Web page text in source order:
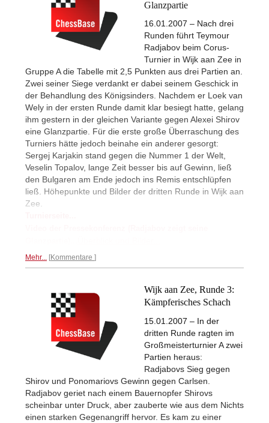
Glanzpartie
16.01.2007 – Nach drei
Runden führt Teymour
Radjabov beim Corus-
Turnier in Wijk aan Zee in
Gruppe A die Tabelle mit 2,5 Punkten aus drei Partien an.
Zwei seiner Siege verdankt er dabei seinem Geschick in
der Behandlung des Königsinders. Nachdem er Loek van
Wely in der ersten Runde damit klar besiegt hatte, gelang
ihm gestern in der gleichen Variante gegen Alexei Shirov
eine Glanzpartie. Für die erste große Überraschung des
Turniers hätte jedoch beinahe ein anderer gesorgt:
Sergej Karjakin stand gegen die Nummer 1 der Welt,
Veselin Topalov, lange Zeit besser bis auf Gewinn, ließ
den Bulgaren am Ende jedoch ins Remis entschlüpfen
ließ. Höhepunkte und Bilder der dritten Runde in Wijk aan
Zee.
Mehr... Kommentare
Wijk aan Zee, Runde 3:
Kämpferisches Schach
15.01.2007 – In der
dritten Runde ragten im
Großmeisterturnier A zwei
Partien heraus:
Radjabovs Sieg gegen
Shirov und Ponomariovs Gewinn gegen Carlsen.
Radjabov geriet nach einem Bauernopfer Shirovs
scheinbar unter Druck, aber zauberte wie aus dem Nichts
einen starken Gegenangriff hervor. Es kam zu einer